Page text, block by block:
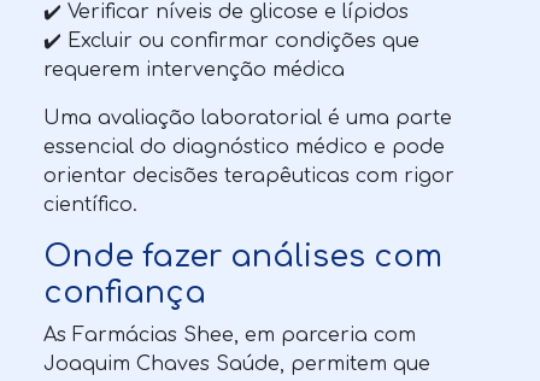
✔️ Verificar níveis de glicose e lípidos
✔️ Excluir ou confirmar condições que
requerem intervenção médica
Uma avaliação laboratorial é uma parte
essencial do diagnóstico médico e pode
orientar decisões terapêuticas com rigor
científico.
Onde fazer análises com
confiança
As Farmácias Shee, em parceria com
Joaquim Chaves Saúde, permitem que